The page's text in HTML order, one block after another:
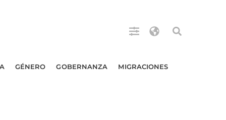
GÉNERO GOBERNANZA MIGRACIONES